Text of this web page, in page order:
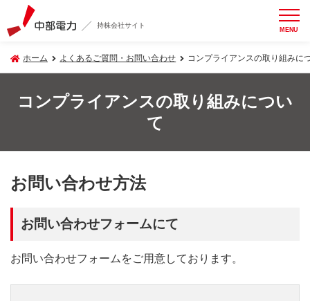
持株会社サイト MENU
ホーム よくあるご質問・お問い合わせ コンプライアンスの取り組みに
コンプライアンスの取り組みについ
て
お問い合わせ方法
お問い合わせフォームにて
お問い合わせフォームをご用意しております。